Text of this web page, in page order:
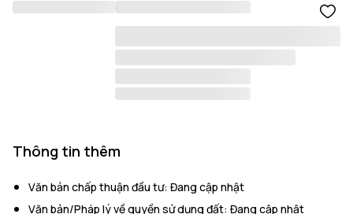
Thông tin thêm
Văn bản chấp thuận đầu tư: Đang cập nhật
Văn bản/Pháp lý về quyền sử dụng đất: Đang cập nhật